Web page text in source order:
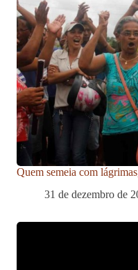
Quem semeia com
31 de dezembro de